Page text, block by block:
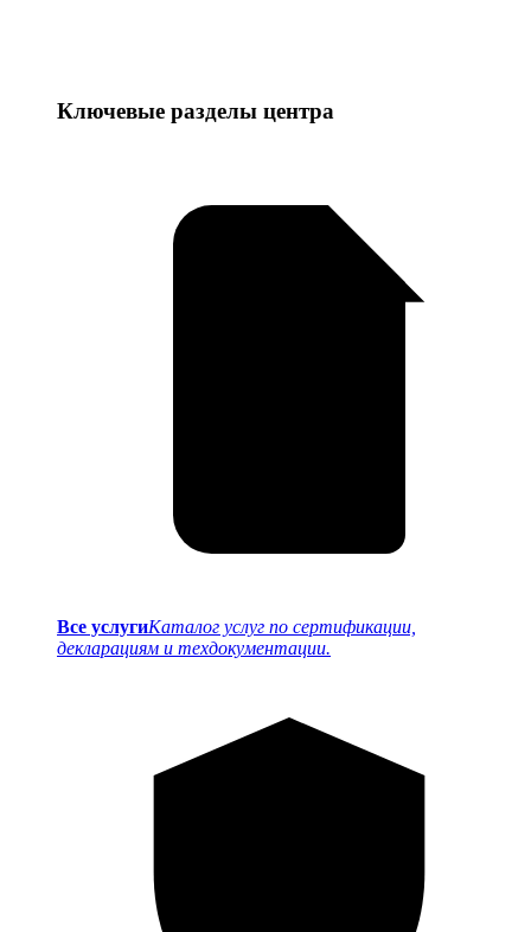
Ключевые разделы центра
Все услугиКаталог услуг по сертификации,
декларациям и техдокументации.